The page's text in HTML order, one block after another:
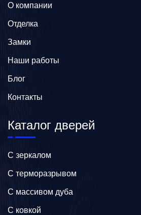
О компании
Отделка
Замки
Наши работы
Блог
Контакты
Каталог дверей
C зеркалом
C терморазрывом
C массивом дуба
C ковкой